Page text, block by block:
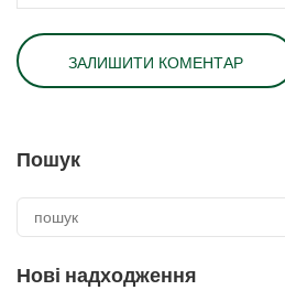
Пошук
Нові надходження